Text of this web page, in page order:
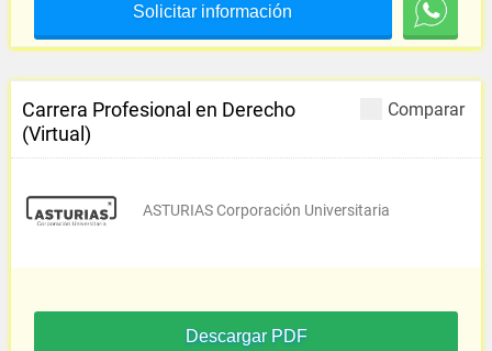
Solicitar información
Comparar
Carrera Profesional en Derecho
(Virtual)
ASTURIAS Corporación Universitaria
Descargar PDF